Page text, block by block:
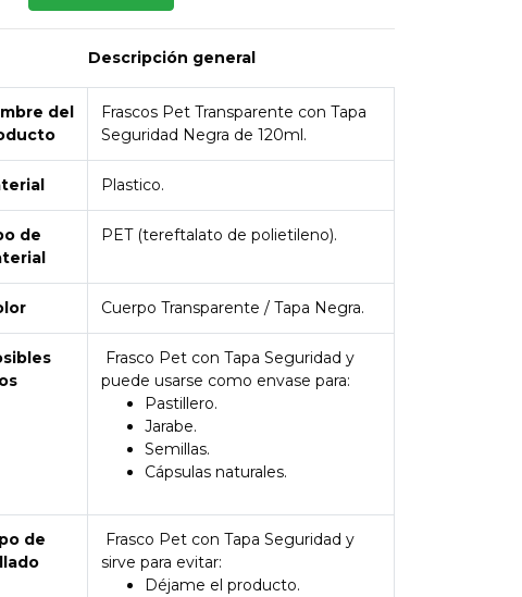
Descripción general
del
Frascos Pet Transparente con Tapa
Seguridad Negra de 120ml.
Plastico.
de
PET (tereftalato de polietileno).
Cuerpo Transparente / Tapa Negra.
Frasco Pet con Tapa Seguridad y
puede usarse como envase para:
Pastillero.
Jarabe.
Semillas.
Cápsulas naturales.
de
Frasco Pet con Tapa Seguridad y
sirve para evitar:
Déjame el producto.